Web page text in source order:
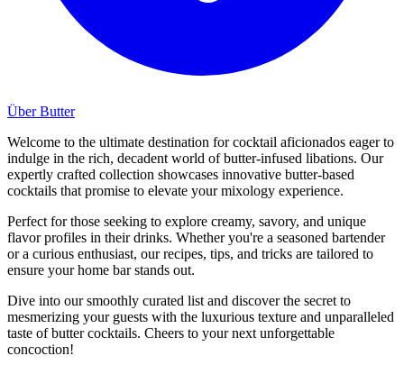
Über Butter
Welcome to the ultimate destination for cocktail aficionados eager to
indulge in the rich, decadent world of butter-infused libations. Our
expertly crafted collection showcases innovative butter-based
cocktails that promise to elevate your mixology experience.
Perfect for those seeking to explore creamy, savory, and unique
flavor profiles in their drinks. Whether you're a seasoned bartender
or a curious enthusiast, our recipes, tips, and tricks are tailored to
ensure your home bar stands out.
Dive into our smoothly curated list and discover the secret to
mesmerizing your guests with the luxurious texture and unparalleled
taste of butter cocktails. Cheers to your next unforgettable
concoction!